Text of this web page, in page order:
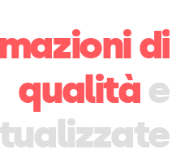
di
qualitàe